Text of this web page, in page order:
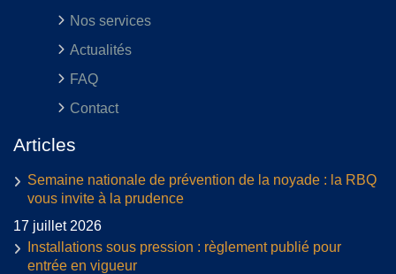
Nos services
Actualités
FAQ
Contact
Articles
Semaine nationale de prévention de la noyade : la RBQ
vous invite à la prudence
17 juillet 2026
Installations sous pression : règlement publié pour
entrée en vigueur